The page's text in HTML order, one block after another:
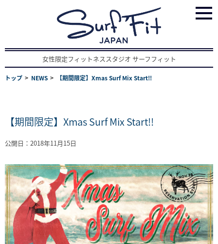
女性限定フィットネススタジオ サーフフィット
トップ NEWS 【期間限定】Xmas Surf Mix Start!!
【期間限定】Xmas Surf Mix Start!!
公開日：2018年11月15日